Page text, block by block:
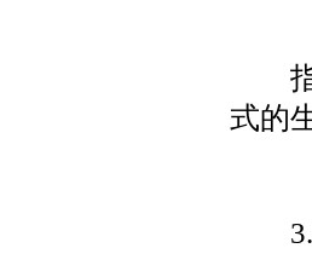
指
式的